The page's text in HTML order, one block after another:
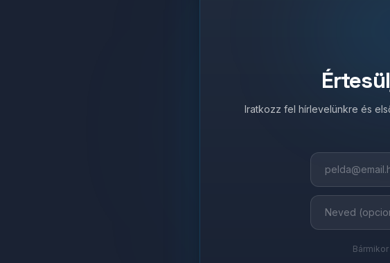
Iratkozz fel hírlevelünkre és